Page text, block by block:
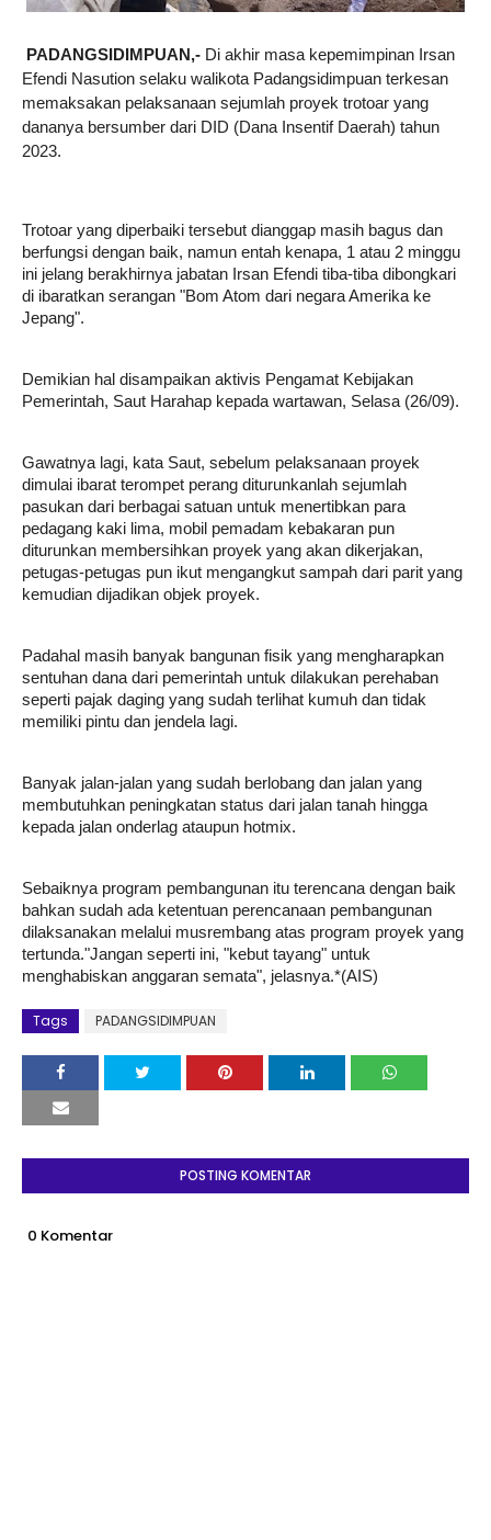
PADANGSIDIMPUAN,- Di akhir masa kepemimpinan Irsan
Efendi Nasution selaku walikota Padangsidimpuan terkesan
memaksakan pelaksanaan sejumlah proyek trotoar yang
dananya bersumber dari DID (Dana Insentif Daerah) tahun
2023.
Trotoar yang diperbaiki tersebut dianggap masih bagus dan
berfungsi dengan baik, namun entah kenapa, 1 atau 2 minggu
ini jelang berakhirnya jabatan Irsan Efendi tiba-tiba dibongkari
di ibaratkan serangan "Bom Atom dari negara Amerika ke
Jepang".
Demikian hal disampaikan aktivis Pengamat Kebijakan
Pemerintah, Saut Harahap kepada wartawan, Selasa (26/09).
Gawatnya lagi, kata Saut, sebelum pelaksanaan proyek
dimulai ibarat terompet perang diturunkanlah sejumlah
pasukan dari berbagai satuan untuk menertibkan para
pedagang kaki lima, mobil pemadam kebakaran pun
diturunkan membersihkan proyek yang akan dikerjakan,
petugas-petugas pun ikut mengangkut sampah dari parit yang
kemudian dijadikan objek proyek.
Padahal masih banyak bangunan fisik yang mengharapkan
sentuhan dana dari pemerintah untuk dilakukan perehaban
seperti pajak daging yang sudah terlihat kumuh dan tidak
memiliki pintu dan jendela lagi.
Banyak jalan-jalan yang sudah berlobang dan jalan yang
membutuhkan peningkatan status dari jalan tanah hingga
kepada jalan onderlag ataupun hotmix.
Sebaiknya program pembangunan itu terencana dengan baik
bahkan sudah ada ketentuan perencanaan pembangunan
dilaksanakan melalui musrembang atas program proyek yang
tertunda."Jangan seperti ini, "kebut tayang" untuk
menghabiskan anggaran semata", jelasnya.*(AIS)
Tags PADANGSIDIMPUAN
POSTING KOMENTAR
0 Komentar